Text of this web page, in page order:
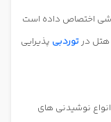
اختصاص داده است
هتل درتوردبی پذیرایی
نوشیدنی های